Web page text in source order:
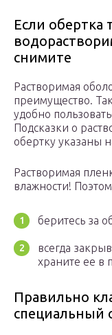
Если обертка
снимите
Растворимая
преимущество.
удобно
Подсказки о
обертку указаны
Растворимая
влажности!
беритесь за
всегда
храните ее в
Правильно
специальный